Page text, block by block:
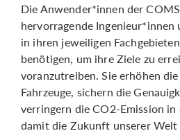
Die Anwender*innen der
hervorragende
in ihren jeweiligen
benötigen, um ihre Ziele zu
voranzutreiben. Sie erhöhen
Fahrzeuge, sichern die
verringern die CO2-Emission
damit die Zukunft unserer